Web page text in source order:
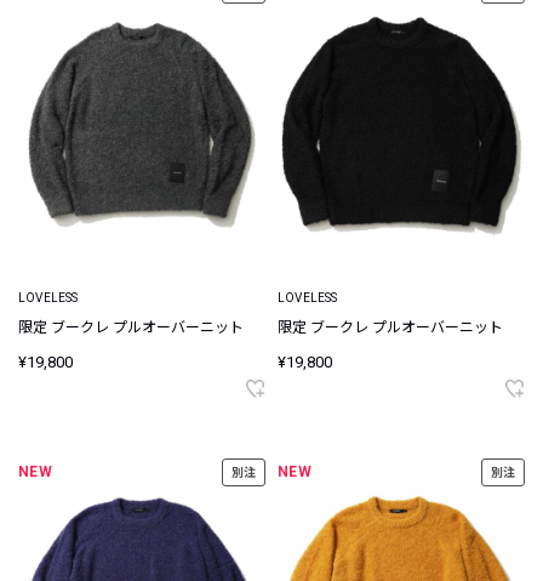
LOVELESS
限定 ブークレ プルオーバーニット
¥19,800
LOVELESS
限定 ブークレ プルオーバーニット
¥19,800
NEW 別注 NEW 別注